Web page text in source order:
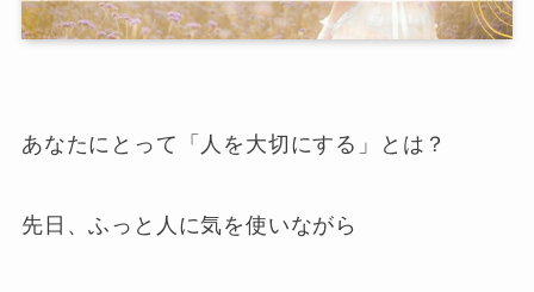
あなたにとって「人を大切にする」とは？
先日、ふっと人に気を使いながら